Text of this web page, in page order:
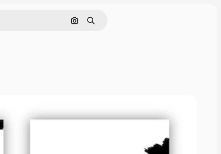
Поиск по изображению
Поиск